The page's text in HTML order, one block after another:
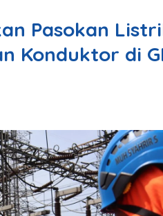
Pasokan
Konduktor di